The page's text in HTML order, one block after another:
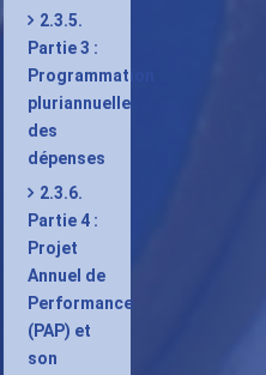
2.3.5.
Partie 3 :
Programmation
pluriannuelle
des
dépenses
2.3.6.
Partie 4 :
Projet
Annuel de
Performance
(PAP) et
son